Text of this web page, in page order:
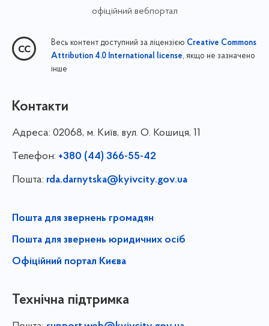
офіційний вебпортал
Весь контент доступний за ліцензією Creative Commons
Attribution 4.0 International license, якщо не зазначено
інше
Контакти
Адреса: 02068, м. Київ, вул. О. Кошиця, 11
Телефон: +380 (44) 366-55-42
Пошта: rda.darnytska@kyivcity.gov.ua
Пошта для звернень громадян
Пошта для звернень юридичних осіб
Офіційний портал Києва
Технічна підтримка